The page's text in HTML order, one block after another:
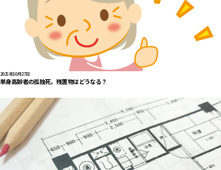
2025年10月27日
単身高齢者の孤独死。残置物はどうなる？